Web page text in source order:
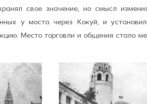
своё значение, но смысл
у моста через Кокуй, и
Место торговли и общения стало